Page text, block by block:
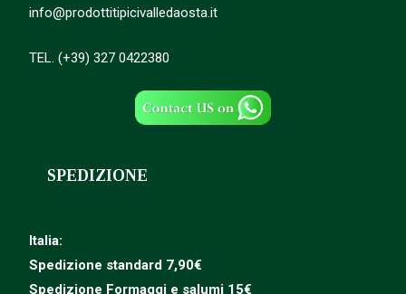
info@prodottitipicivalledaosta.it
TEL. (+39) 327 0422380
SPEDIZIONE
Italia:
Spedizione standard 7,90€
Spedizione Formaggi e salumi 15€